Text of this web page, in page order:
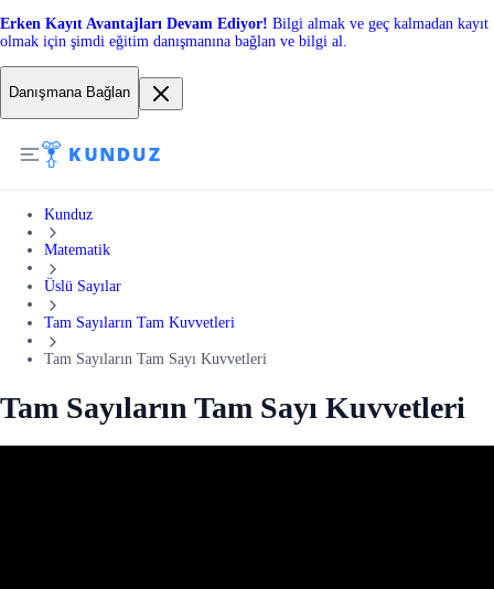
Erken Kayıt Avantajları Devam Ediyor! Bilgi almak ve geç kalmadan kayıt
olmak için şimdi eğitim danışmanına bağlan ve bilgi al.
Danışmana Bağlan
Kunduz
Matematik
Üslü Sayılar
Tam Sayıların Tam Kuvvetleri
Tam Sayıların Tam Sayı Kuvvetleri
Tam Sayıların Tam Sayı Kuvvetleri